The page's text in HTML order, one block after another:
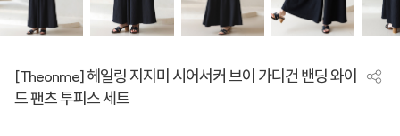
[Theonme] 헤일링 지지미 시어서커 브이 가디건 밴딩 와이
드 팬츠 투피스 세트